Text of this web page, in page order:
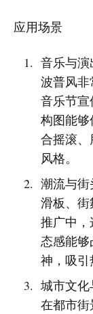
应用场景
音乐与演
波普风非
音乐节
构图能
合摇滚
风格。
潮流与街
滑板、
推广中
态感能
神，吸引
城市文化
在都市